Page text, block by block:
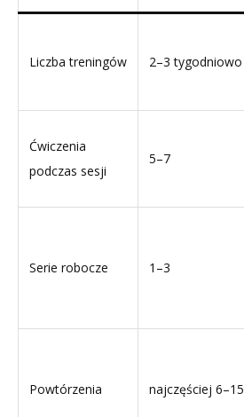
Liczba treningów 2–3 tygodniowo
Ćwiczenia
podczas sesji
5–7
Serie robocze 1–3
Powtórzenia najczęściej 6–15